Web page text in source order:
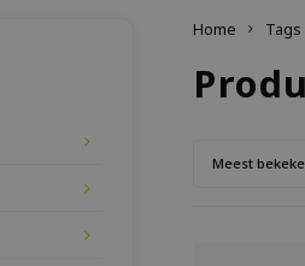
Home Tags
Meest